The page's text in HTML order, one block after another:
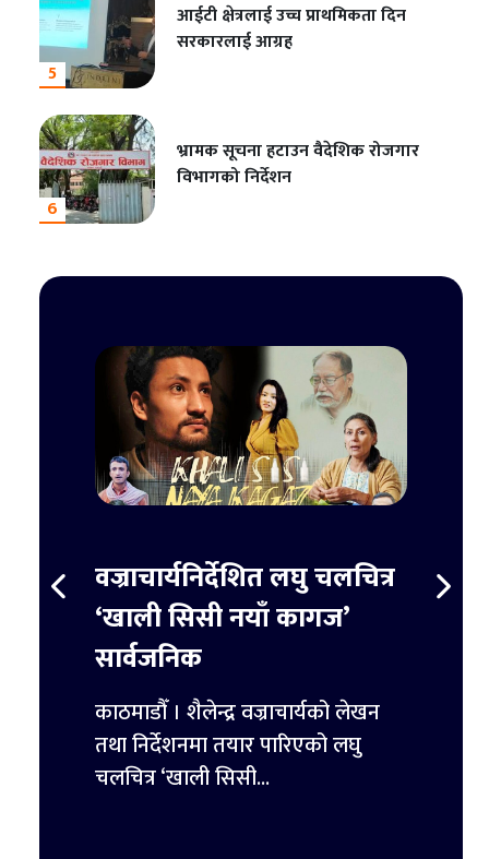
5
आईटी क्षेत्रलाई उच्च प्राथमिकता दिन
सरकारलाई आग्रह
6
भ्रामक सूचना हटाउन वैदेशिक रोजगार
विभागको निर्देशन
वज्राचार्यनिर्देशित लघु चलचित्र
‘खाली सिसी नयाँ कागज’
सार्वजनिक
काठमाडौँ । शैलेन्द्र वज्राचार्यको लेखन
तथा निर्देशनमा तयार पारिएको लघु
चलचित्र ‘खाली सिसी...